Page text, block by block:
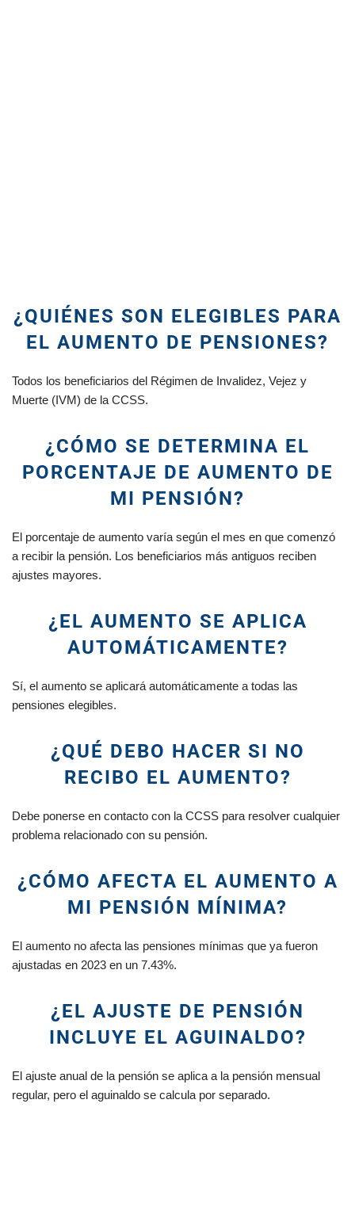
¿QUIÉNES SON ELEGIBLES PARA
EL AUMENTO DE PENSIONES?
Todos los beneficiarios del Régimen de Invalidez, Vejez y
Muerte (IVM) de la CCSS.
¿CÓMO SE DETERMINA EL
PORCENTAJE DE AUMENTO DE
MI PENSIÓN?
El porcentaje de aumento varía según el mes en que comenzó
a recibir la pensión. Los beneficiarios más antiguos reciben
ajustes mayores.
¿EL AUMENTO SE APLICA
AUTOMÁTICAMENTE?
Sí, el aumento se aplicará automáticamente a todas las
pensiones elegibles.
¿QUÉ DEBO HACER SI NO
RECIBO EL AUMENTO?
Debe ponerse en contacto con la CCSS para resolver cualquier
problema relacionado con su pensión.
¿CÓMO AFECTA EL AUMENTO A
MI PENSIÓN MÍNIMA?
El aumento no afecta las pensiones mínimas que ya fueron
ajustadas en 2023 en un 7.43%.
¿EL AJUSTE DE PENSIÓN
INCLUYE EL AGUINALDO?
El ajuste anual de la pensión se aplica a la pensión mensual
regular, pero el aguinaldo se calcula por separado.